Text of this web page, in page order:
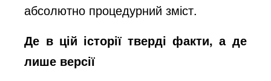
абсолютно процедурний зміст.
Де в цій історії тверді факти, а де
лише версії